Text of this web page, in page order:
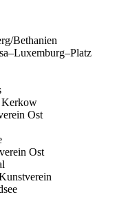
Bethanien
Ost
Ost